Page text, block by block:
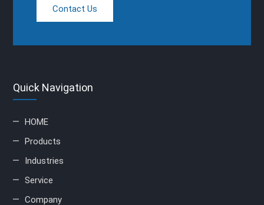
Contact Us
Quick Navigation
HOME
Products
Industries
Service
Company